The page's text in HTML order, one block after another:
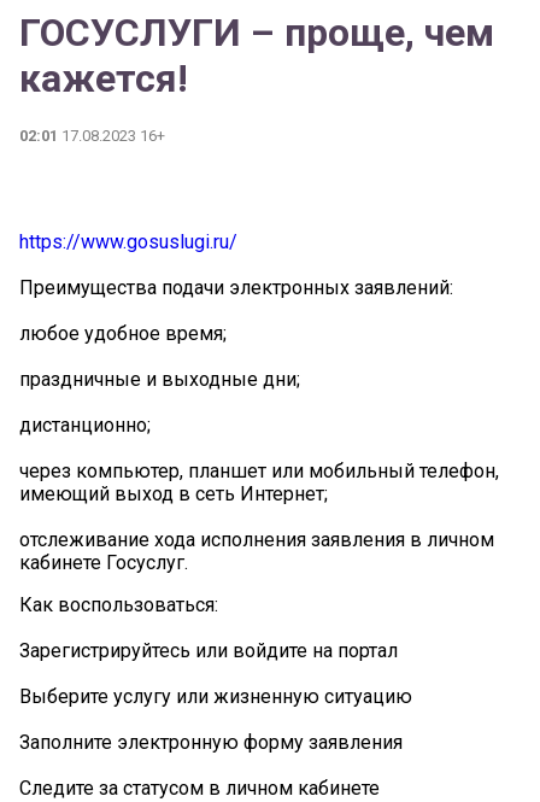
ГОСУСЛУГИ – проще, чем
кажется!
02:01 17.08.2023 16+
https://www.gosuslugi.ru/
Преимущества подачи электронных заявлений:
любое удобное время;
праздничные и выходные дни;
дистанционно;
через компьютер, планшет или мобильный телефон,
имеющий выход в сеть Интернет;
отслеживание хода исполнения заявления в личном
кабинете Госуслуг.
Как воспользоваться:
Зарегистрируйтесь или войдите на портал
Выберите услугу или жизненную ситуацию
Заполните электронную форму заявления
Следите за статусом в личном кабинете